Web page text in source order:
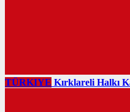
TÜRKIYE Kırklareli Halkı